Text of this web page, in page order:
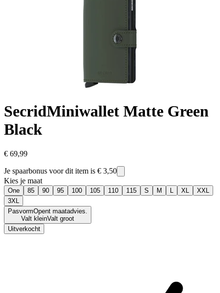
SecridMiniwallet Matte Green
Black
€ 69,99
Je spaarbonus voor dit item is € 3,50
Kies je maat
One 85 90 95 100 105 110 115 S M L XL
XXL
3XL
PasvormOpent maatadvies.
Valt kleinValt groot
Uitverkocht